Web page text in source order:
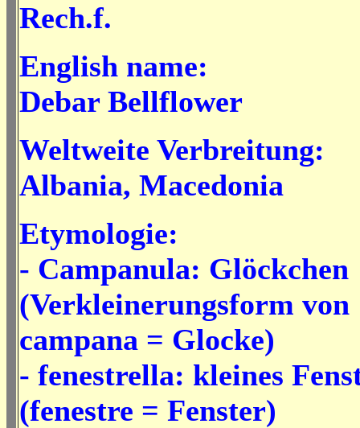
Rech.f.
English name:
Debar Bellflower
Weltweite Verbreitung:
Albania, Macedonia
Etymologie:
- Campanula: Glöckchen
(Verkleinerungsform von
campana = Glocke)
- fenestrella: kleines
(fenestre = Fenster)